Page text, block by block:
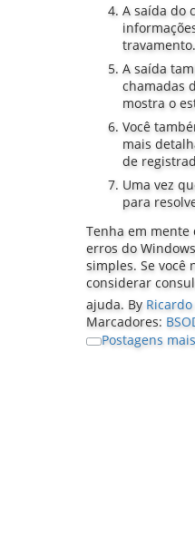
A saída do
travamento.
A saída
chamadas
mostra o
Você
mais
de
Uma vez
para
Tenha em
erros do
simples. Se você
considerar
ajuda. By
Marcadores:
Postagens